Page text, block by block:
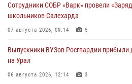
Сотрудники СОБР «Варк» провели
школьников Салехарда
07 августа 2026, 09:14 5
Выпускники ВУЗов Росгвардии
на Урал
06 августа 2026, 12:14 3